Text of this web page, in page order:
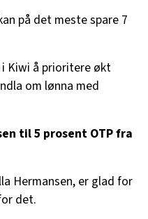
på det meste spare 7
Kiwi å prioritere økt
om lønna med
til 5 prosent OTP fra
Hermansen, er glad for
det.